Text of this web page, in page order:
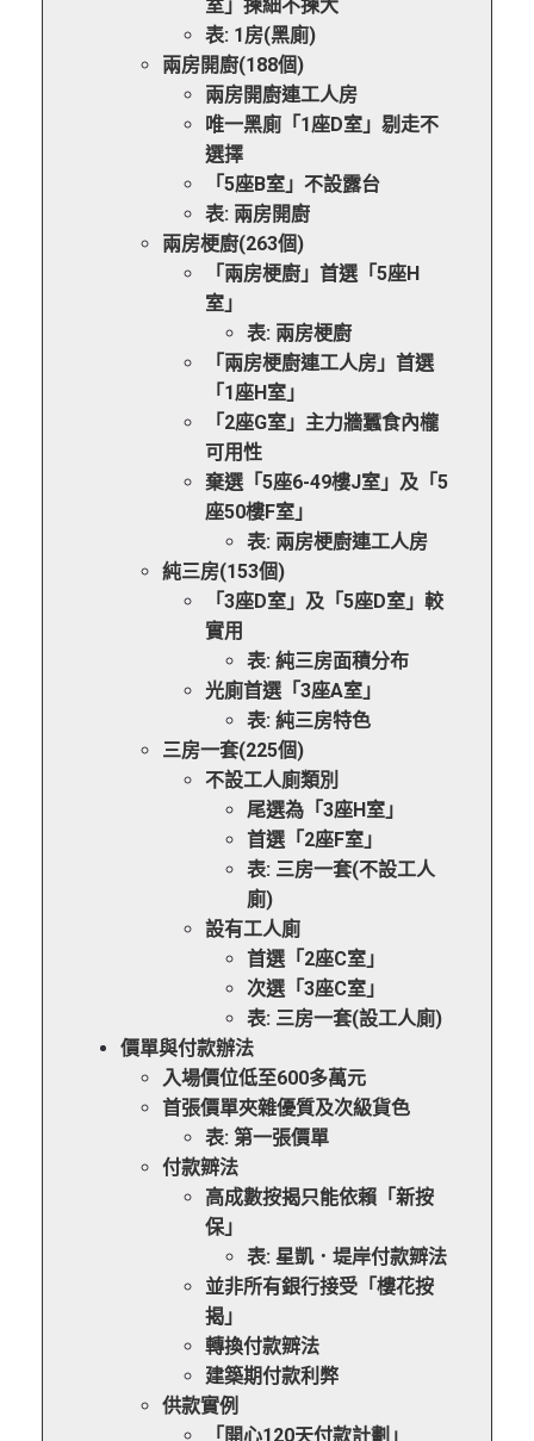
室」揀細不揀大
表: 1房(黑廁)
兩房開廚(188個)
兩房開廚連工人房
唯一黑廁「1座D室」剔走不
選擇
「5座B室」不設露台
表: 兩房開廚
兩房梗廚(263個)
「兩房梗廚」首選「5座H
室」
表: 兩房梗廚
「兩房梗廚連工人房」首選
「1座H室」
「2座G室」主力牆蠶食內櫳
可用性
棄選「5座6-49樓J室」及「5
座50樓F室」
表: 兩房梗廚連工人房
純三房(153個)
「3座D室」及「5座D室」較
實用
表: 純三房面積分布
光廁首選「3座A室」
表: 純三房特色
三房一套(225個)
不設工人廁類別
尾選為「3座H室」
首選「2座F室」
表: 三房一套(不設工人
廁)
設有工人廁
首選「2座C室」
次選「3座C室」
表: 三房一套(設工人廁)
價單與付款辦法
入場價位低至600多萬元
首張價單夾雜優質及次級貨色
表: 第一張價單
付款辧法
高成數按揭只能依賴「新按
保」
表: 星凱．堤岸付款辧法
並非所有銀行接受「樓花按
揭」
轉換付款辧法
建築期付款利弊
供款實例
「開心120天付款計劃」